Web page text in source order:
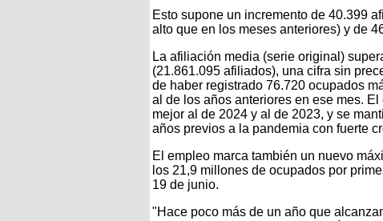
Esto supone un incremento de 40.399
alto que en los meses anteriores) y de
La afiliación media (serie original)
(21.861.095 afiliados), una cifra sin
de haber registrado 76.720 ocupados
al de los años anteriores en ese mes.
mejor al de 2024 y al de 2023, y se
años previos a la pandemia con fuerte
El empleo marca también un nuevo
los 21,9 millones de ocupados por
19 de junio.
"Hace poco más de un año que